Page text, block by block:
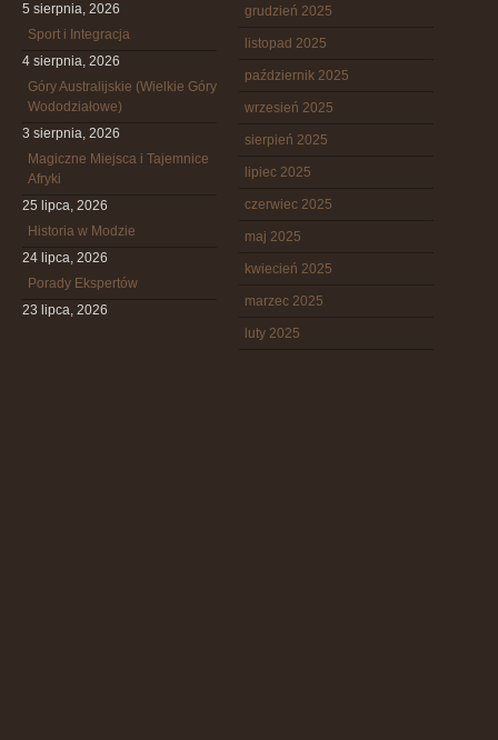
5 sierpnia, 2026
Sport i Integracja
4 sierpnia, 2026
Góry Australijskie (Wielkie Góry
Wododziałowe)
3 sierpnia, 2026
Magiczne Miejsca i Tajemnice
Afryki
25 lipca, 2026
Historia w Modzie
24 lipca, 2026
Porady Ekspertów
23 lipca, 2026
grudzień 2025
listopad 2025
październik 2025
wrzesień 2025
sierpień 2025
lipiec 2025
czerwiec 2025
maj 2025
kwiecień 2025
marzec 2025
luty 2025